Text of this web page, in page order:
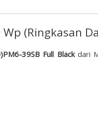
(Ringkasan
39SB Full Blackdari